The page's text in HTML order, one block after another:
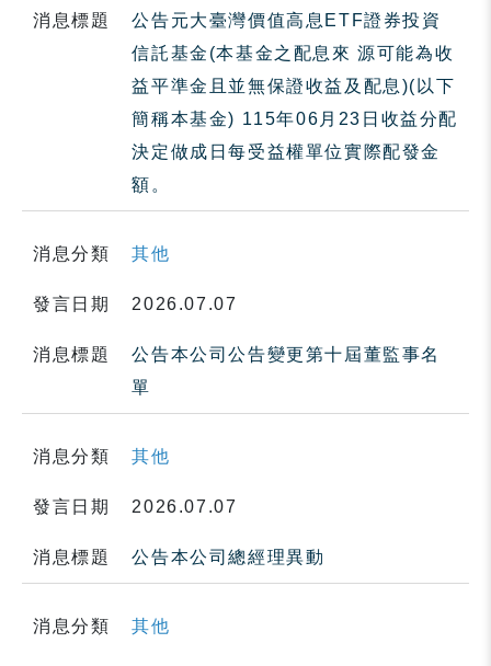
消息標題
公告元大臺灣價值高息ETF證券投資
信託基金(本基金之配息來 源可能為收
益平準金且並無保證收益及配息)(以下
簡稱本基金) 115年06月23日收益分配
決定做成日每受益權單位實際配發金
額。
消息分類 其他
發言日期 2026.07.07
消息標題
公告本公司公告變更第十屆董監事名
單
消息分類 其他
發言日期 2026.07.07
消息標題 公告本公司總經理異動
消息分類 其他